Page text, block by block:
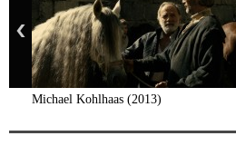
Michael Kohlhaas (2013)